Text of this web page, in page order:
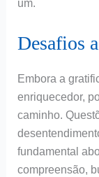
um.
Desafios
Embora a
enriquecedor,
caminho.
fundamental
compreensão,